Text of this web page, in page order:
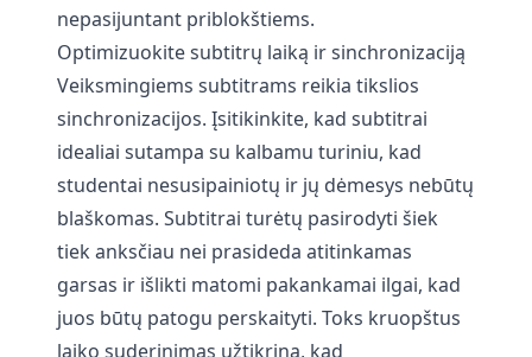
nepasijuntant priblokštiems.
Optimizuokite subtitrų laiką ir sinchronizaciją
Veiksmingiems subtitrams reikia tikslios
sinchronizacijos. Įsitikinkite, kad subtitrai
idealiai sutampa su kalbamu turiniu, kad
studentai nesusipainiotų ir jų dėmesys nebūtų
blaškomas. Subtitrai turėtų pasirodyti šiek
tiek anksčiau nei prasideda atitinkamas
garsas ir išlikti matomi pakankamai ilgai, kad
juos būtų patogu perskaityti. Toks kruopštus
laiko suderinimas užtikrina, kad